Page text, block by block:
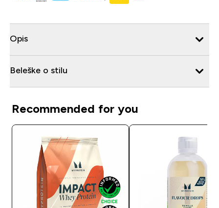
Opis
Beleške o stilu
Recommended for you